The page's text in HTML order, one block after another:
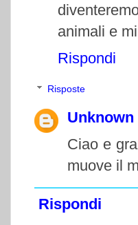
animali e
Rispondi
Risposte
Unknown
Ciao e
muove il
Rispondi